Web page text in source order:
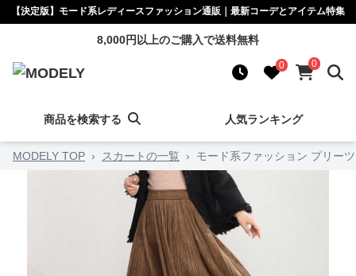
【決定版】モード系レディースファッション通販｜最新コーデとアイテム特集
8,000円以上のご購入で送料無料
0 0
商品を検索する 人気ランキング
MODELY TOP › スカートの一覧 › モード系ファッション プリー